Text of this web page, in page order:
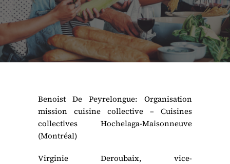
Benoist De Peyrelongue: Organisation
mission cuisine collective – Cuisines
collectives Hochelaga-Maisonneuve
(Montréal)
Virginie Deroubaix, vice-